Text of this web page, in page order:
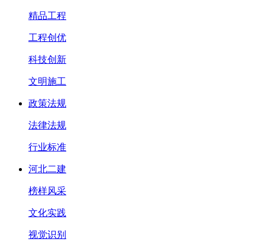
精品工程
工程创优
科技创新
文明施工
政策法规
法律法规
行业标准
河北二建
榜样风采
文化实践
视觉识别